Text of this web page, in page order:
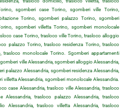
sgomberi case Torino, sgomberi ville Torino,
Torino, sgomberi palazzo Torino, sgomberi
sgomberi villetta Torino, sgomberi monolocale
case Torino, trasloco ville Torino, trasloco alloggio
palazzo Torino, trasloco residenza Torino, trasloco
trasloco monolocale Torino. Sgomberi appartamenti
ville Alessandria, sgomberi alloggio Alessandria,
palazzo Alessandria, sgomberi residenza Alessandria,
Alessandria, sgomberi monolocale Alessandria.
case Alessandria, trasloco ville Alessandria, trasloco
Alessandria, trasloco palazzo Alessandria, trasloco
Alessandria, trasloco villetta Alessandria, trasloco